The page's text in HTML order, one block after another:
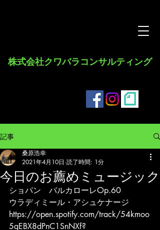
​株式会社クワバラコンサルティング
記事
今日のお薦めミュージック
桑原浩幸
2021年4月10日 読了時間: 1分
ショパン　バルカローレOp.60
ウラディミール・アシュケナージ
https://open.spotify.com/track/54kmoo
5qEBX8dPnC1SnNXf?